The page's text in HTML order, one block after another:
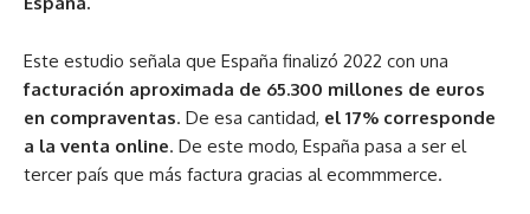
Este estudio señala que España finalizó 2022 con una
facturación aproximada de 65.300 millones de euros
en compraventas. De esa cantidad, el 17% corresponde
a la venta online. De este modo, España pasa a ser el
tercer país que más factura gracias al ecommmerce.